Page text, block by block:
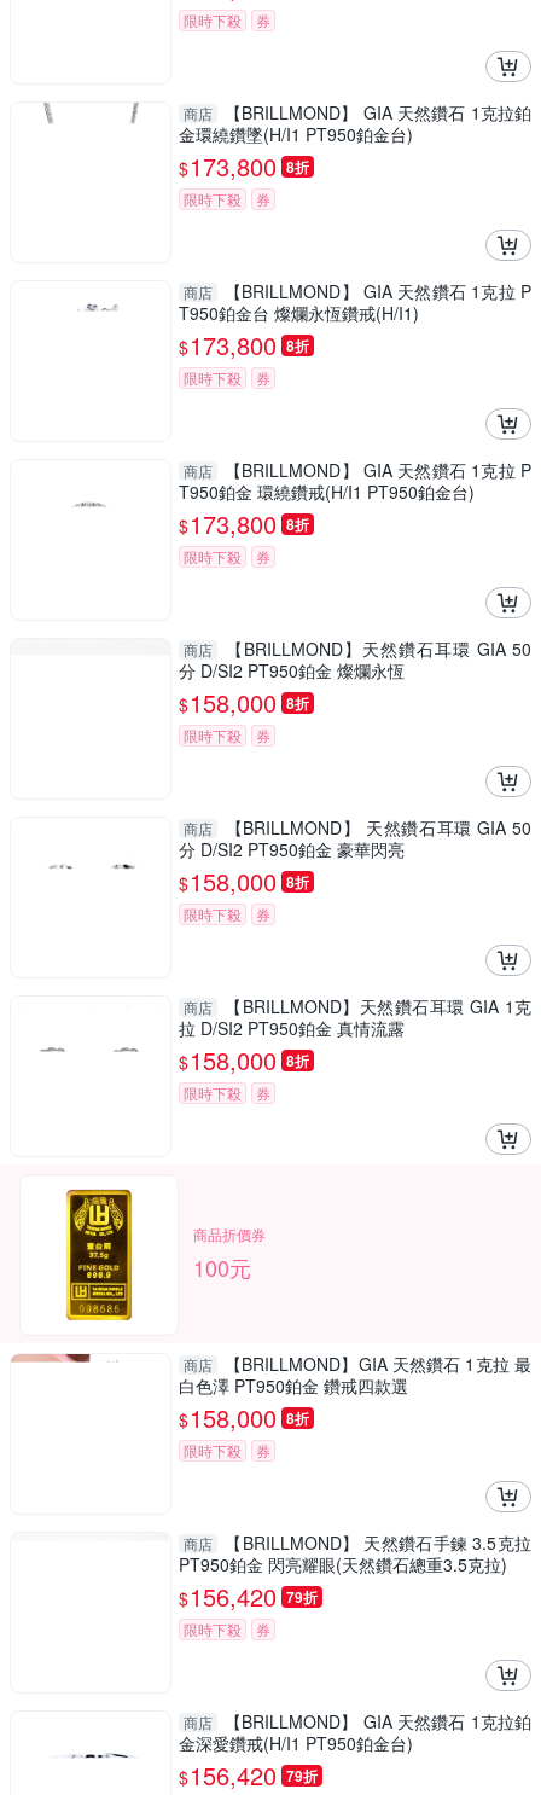
限時下殺 券
商店
【BRILLMOND】 GIA 天然鑽石 1克拉鉑
金環繞鑽墜(H/I1 PT950鉑金台)
$173,800 8折
限時下殺 券
商店
【BRILLMOND】 GIA 天然鑽石 1克拉 P
T950鉑金台 燦爛永恆鑽戒(H/I1)
$173,800 8折
限時下殺 券
商店
【BRILLMOND】 GIA 天然鑽石 1克拉 P
T950鉑金 環繞鑽戒(H/I1 PT950鉑金台)
$173,800 8折
限時下殺 券
商店
【BRILLMOND】天然鑽石耳環 GIA 50
分 D/SI2 PT950鉑金 燦爛永恆
$158,000 8折
限時下殺 券
商店
【BRILLMOND】 天然鑽石耳環 GIA 50
分 D/SI2 PT950鉑金 豪華閃亮
$158,000 8折
限時下殺 券
商店
【BRILLMOND】天然鑽石耳環 GIA 1克
拉 D/SI2 PT950鉑金 真情流露
$158,000 8折
限時下殺 券
商品折價券
100元
商店
【BRILLMOND】GIA 天然鑽石 1克拉 最
白色澤 PT950鉑金 鑽戒四款選
$158,000 8折
限時下殺 券
商店
【BRILLMOND】 天然鑽石手鍊 3.5克拉
PT950鉑金 閃亮耀眼(天然鑽石總重3.5克拉)
$156,420 79折
限時下殺 券
商店
【BRILLMOND】 GIA 天然鑽石 1克拉鉑
金深愛鑽戒(H/I1 PT950鉑金台)
$156,420 79折